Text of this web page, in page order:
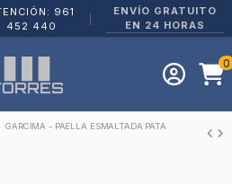
961
452 440
ENVÍO GRATUITO
EN 24 HORAS
0
GARCIMA - PAELLA ESMALTADA PATA